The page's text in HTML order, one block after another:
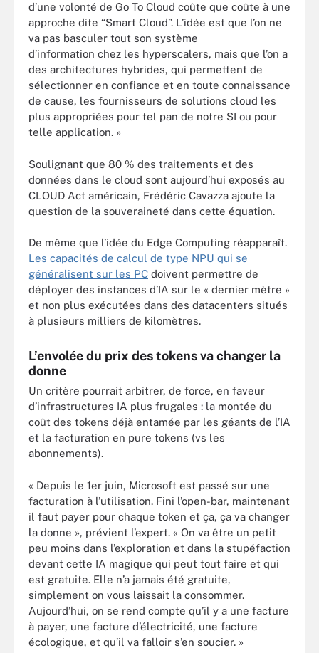
d’une volonté de Go To Cloud coûte que coûte à une
approche dite “Smart Cloud”. L’idée est que l’on ne
va pas basculer tout son système
d’information chez les hyperscalers, mais que l’on a
des architectures hybrides, qui permettent de
sélectionner en confiance et en toute connaissance
de cause, les fournisseurs de solutions cloud les
plus appropriées pour tel pan de notre SI ou pour
telle application. »
Soulignant que 80 % des traitements et des
données dans le cloud sont aujourd’hui exposés au
CLOUD Act américain, Frédéric Cavazza ajoute la
question de la souveraineté dans cette équation.
De même que l’idée du Edge Computing réapparaît.
Les capacités de calcul de type NPU qui se
généralisent sur les PC doivent permettre de
déployer des instances d’IA sur le « dernier mètre »
et non plus exécutées dans des datacenters situés
à plusieurs milliers de kilomètres.
L’envolée du prix des tokens va changer la
donne
Un critère pourrait arbitrer, de force, en faveur
d’infrastructures IA plus frugales : la montée du
coût des tokens déjà entamée par les géants de l’IA
et la facturation en pure tokens (vs les
abonnements).
« Depuis le 1er juin, Microsoft est passé sur une
facturation à l’utilisation. Fini l’open-bar, maintenant
il faut payer pour chaque token et ça, ça va changer
la donne », prévient l’expert. « On va être un petit
peu moins dans l’exploration et dans la stupéfaction
devant cette IA magique qui peut tout faire et qui
est gratuite. Elle n’a jamais été gratuite,
simplement on vous laissait la consommer.
Aujourd’hui, on se rend compte qu’il y a une facture
à payer, une facture d’électricité, une facture
écologique, et qu’il va falloir s’en soucier. »